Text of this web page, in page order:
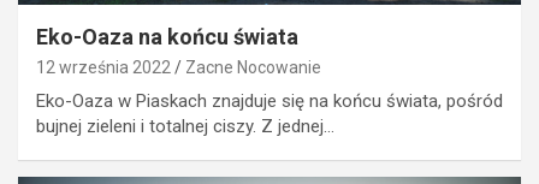
Eko-Oaza na końcu świata
12 września 2022 Zacne Nocowanie
Eko-Oaza w Piaskach znajduje się na końcu świata, pośród
bujnej zieleni i totalnej ciszy. Z jednej…